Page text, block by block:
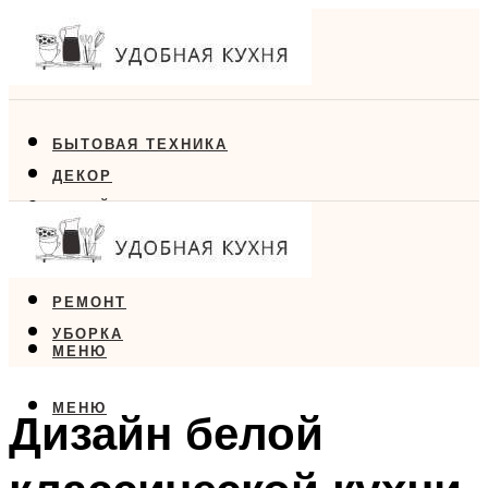
БЫТОВАЯ ТЕХНИКА
ДЕКОР
ДИЗАЙН
ЕДА
РЕМОНТ
УБОРКА
МЕНЮ
МЕНЮ
Дизайн белой